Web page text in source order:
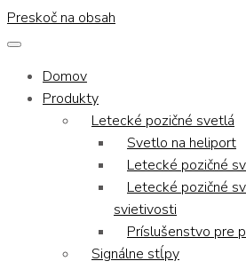
Preskoč na obsah
Domov
Produkty
Letecké pozičné svetlá
Svetlo na heliport
Letecké pozičné
Letecké pozičné
svietivosti
Príslušenstvo pre
Signálne stĺpy